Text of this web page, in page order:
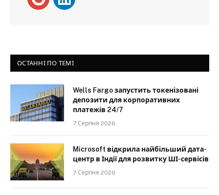
ОСТАННІ ПО ТЕМІ
Wells Fargo запустить токенізовані
депозити для корпоративних
платежів 24/7
7 Серпня 2026
Microsoft відкрила найбільший дата-
центр в Індії для розвитку ШІ-сервісів
7 Серпня 2026